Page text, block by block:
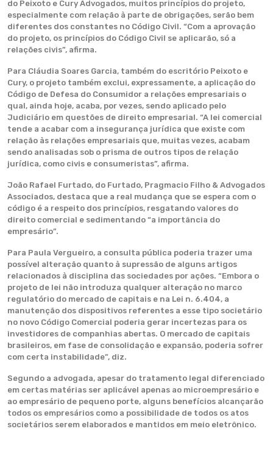
do Peixoto e Cury Advogados, muitos princípios do projeto,
especialmente com relação à parte de obrigações, serão bem
diferentes dos constantes no Código Civil. “Com a aprovação
do projeto, os princípios do Código Civil se aplicarão, só a
relações civis”, afirma.
Para Cláudia Soares Garcia, também do escritório Peixoto e
Cury, o projeto também exclui, expressamente, a aplicação do
Código de Defesa do Consumidor a relações empresariais o
qual, ainda hoje, acaba, por vezes, sendo aplicado pelo
Judiciário em questões de direito empresarial. “A lei comercial
tende a acabar com a insegurança jurídica que existe com
relação às relações empresariais que, muitas vezes, acabam
sendo analisadas sob o prisma de outros tipos de relação
jurídica, como civis e consumeristas”, afirma.
João Rafael Furtado, do Furtado, Pragmacio Filho & Advogados
Associados, destaca que a real mudança que se espera com o
código é a respeito dos princípios, resgatando valores do
direito comercial e sedimentando “a importância do
empresário”.
Para Paula Vergueiro, a consulta pública poderia trazer uma
possível alteração quanto à supressão de alguns artigos
relacionados à disciplina das sociedades por ações. “Embora o
projeto de lei não introduza qualquer alteração no marco
regulatório do mercado de capitais e na Lei n. 6.404, a
manutenção dos dispositivos referentes a esse tipo societário
no novo Código Comercial poderia gerar incertezas para os
investidores de companhias abertas. O mercado de capitais
brasileiros, em fase de consolidação e expansão, poderia sofrer
com certa instabilidade”, diz.
Segundo a advogada, apesar do tratamento legal diferenciado
em certas matérias ser aplicável apenas ao microempresário e
ao empresário de pequeno porte, alguns benefícios alcançarão
todos os empresários como a possibilidade de todos os atos
societários serem elaborados e mantidos em meio eletrônico.